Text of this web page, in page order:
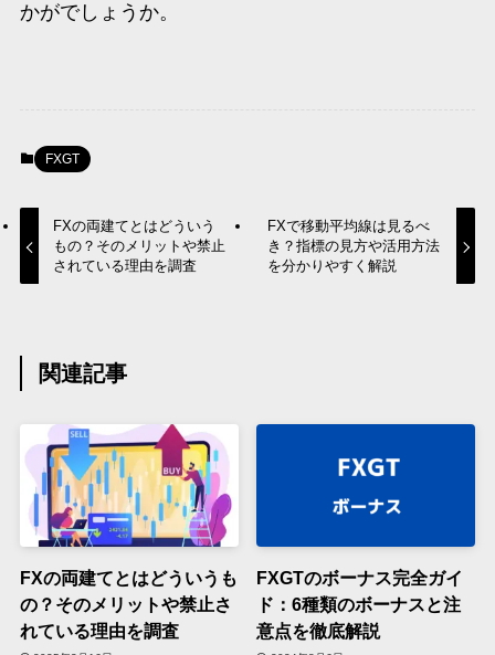
かがでしょうか。
FXGT
FXの両建てとはどういう
もの？そのメリットや禁止
されている理由を調査
FXで移動平均線は見るべ
き？指標の見方や活用方法
を分かりやすく解説
関連記事
FXの両建てとはどういうも
の？そのメリットや禁止さ
れている理由を調査
FXGTのボーナス完全ガイ
ド：6種類のボーナスと注
意点を徹底解説